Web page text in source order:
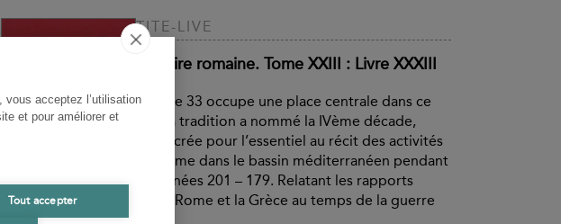
acceptez l’utilisation
et pour améliorer et
Tout accepter
TITE-LIVE
Histoire romaine. Tome XXIII : Livre XXXIII
Le livre 33 occupe une place centrale dans ce
que la tradition a nommé la IVème décade,
consacrée pour l’essentiel au récit des activités
de Rome dans le bassin méditerranéen pendant
les années 201 – 179. Relatant les rapports
entre Rome et la Grèce au temps de la guerre